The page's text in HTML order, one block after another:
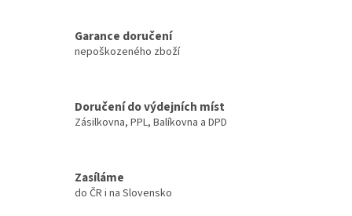
Garance doručení
nepoškozeného zboží
Doručení do výdejních míst
Zásilkovna, PPL, Balíkovna a DPD
Zasíláme
do ČR i na Slovensko